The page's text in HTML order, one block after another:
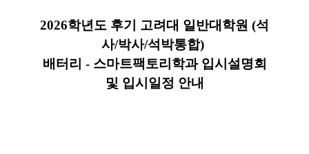
2026학년도 후기 고려대 일반대학원 (석
사/박사/석박통합)
배터리 - 스마트팩토리학과 입시설명회
및 입시일정 안내